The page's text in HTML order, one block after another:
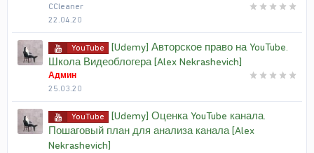
CCleaner
22.04.20
YouTube
[Udemy] Авторское право на YouTube.
Школа Видеоблогера [Alex Nekrashevich]
Админ
25.03.20
YouTube
[Udemy] Оценка YouTube канала.
Пошаговый план для анализа канала [Alex
Nekrashevich]